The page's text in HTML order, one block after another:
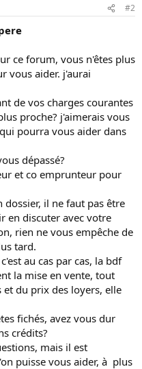
#2
ce forum, vous n'êtes plus
vous aider. j'aurai
de vos charges courantes
proche? j'aimerais vous
pourra vous aider dans
dépassé?
et co emprunteur pour
il ne faut pas être
en discuter avec votre
rien ne vous empêche de
tard.
au cas par cas, la bdf
la mise en vente, tout
du prix des loyers, elle
fichés, avez vous dur
crédits?
mais il est
puisse vous aider, à plus